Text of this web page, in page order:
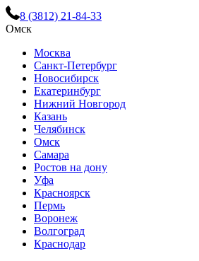
8 (3812) 21-84-33
Омск
Москва
Санкт-Петербург
Новосибирск
Екатеринбург
Нижний Новгород
Казань
Челябинск
Омск
Самара
Ростов на дону
Уфа
Красноярск
Пермь
Воронеж
Волгоград
Краснодар